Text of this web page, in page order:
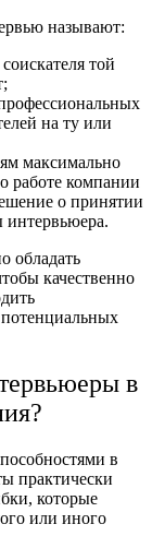
называют:
той
на ту или
максимально
работе компании
о принятии
интервьюера.
обладать
качественно
в
в
практически
которые
или иного